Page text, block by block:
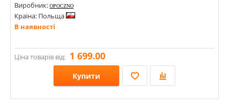
Виробник: OPOCZNO
Країна: Польща
В наявності
Ціна товарів від: 1 699.00
Купити